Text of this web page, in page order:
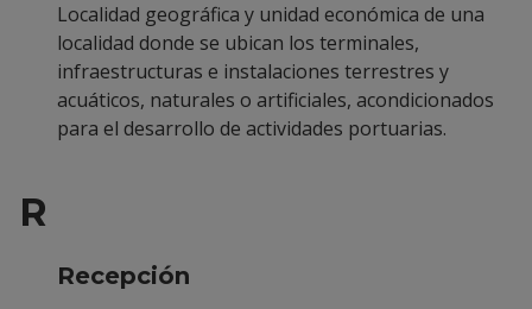
Localidad geográfica y unidad económica de una
localidad donde se ubican los terminales,
infraestructuras e instalaciones terrestres y
acuáticos, naturales o artificiales, acondicionados
para el desarrollo de actividades portuarias.
R
Recepción